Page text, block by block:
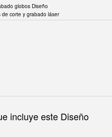
globos Diseño
de corte y grabado láser
incluye este Diseño